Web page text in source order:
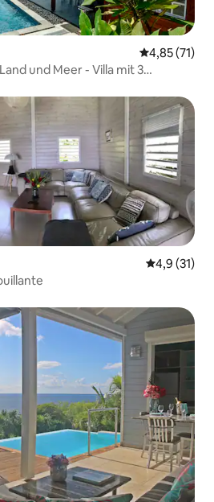
4,85 (71)
und Meer - Villa mit 3
4,9 (31)